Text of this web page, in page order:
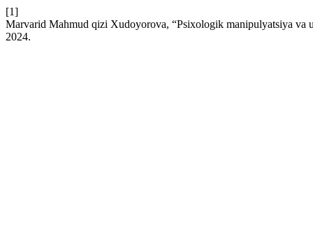
[1]
Marvarid Mahmud qizi Xudoyorova, “Psixologik manipulyatsiya va
2024.